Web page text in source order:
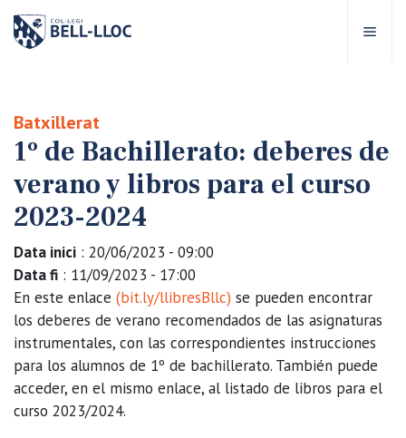
Bell-lloc
Educativo
educativas
Escolares
Bell-lloc
Batxillerat
1º de Bachillerato: deberes de
verano y libros para el curso
2023-2024
Data inici : 20/06/2023 - 09:00
Data fi : 11/09/2023 - 17:00
En este enlace (bit.ly/llibresBllc) se pueden encontrar
los deberes de verano recomendados de las asignaturas
instrumentales, con las correspondientes instrucciones
para los alumnos de 1º de bachillerato. También puede
acceder, en el mismo enlace, al listado de libros para el
curso 2023/2024.